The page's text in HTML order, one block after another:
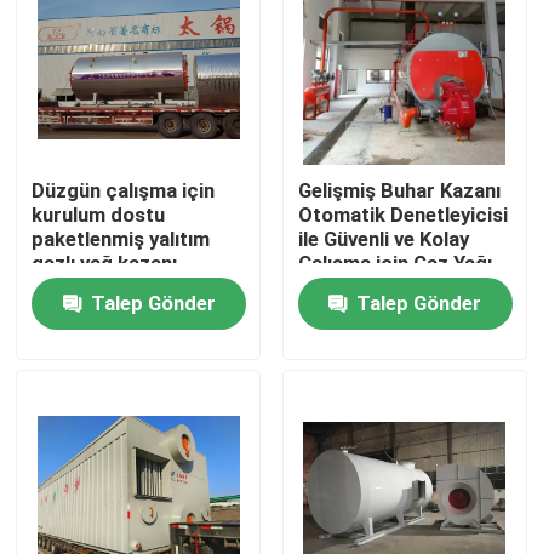
Hakkımızda
Kalite kontrol
Bize Ulaşın
Bir teklif isteği
Gaz Yağ Kazanı
Düzgün çalışma için
kurulum dostu
paketlenmiş yalıtım
gazlı yağ kazanı
Talep Gönder
Gelişmiş Buhar Kazanı
Otomatik Denetleyicisi
ile Güvenli ve Kolay
Çalışma için Gaz Yağı
Kazanı
Talep Gönder